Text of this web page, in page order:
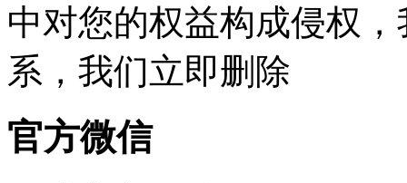
中对您的权益构成侵权
系，我们立即删除
官方微信